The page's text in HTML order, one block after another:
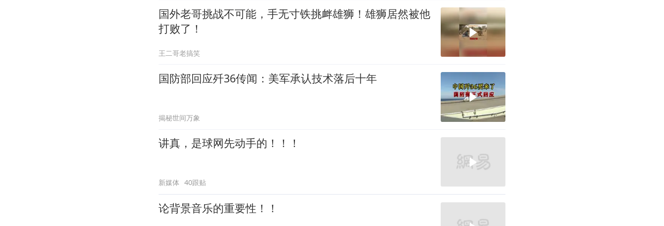
国外老哥挑战不可能，手无寸铁挑衅雄狮！雄狮居然被他
打败了！
王二哥老搞笑
国防部回应歼36传闻：美军承认技术落后十年
揭秘世间万象
讲真，是球网先动手的！！！
新媒体 40跟贴
论背景音乐的重要性！！